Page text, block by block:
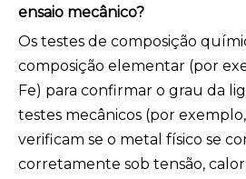
ensaio mecânico?
Os testes de composição
composição elementar (por
Fe) para confirmar o grau da
testes mecânicos (por
verificam se o metal físico se
corretamente sob tensão,